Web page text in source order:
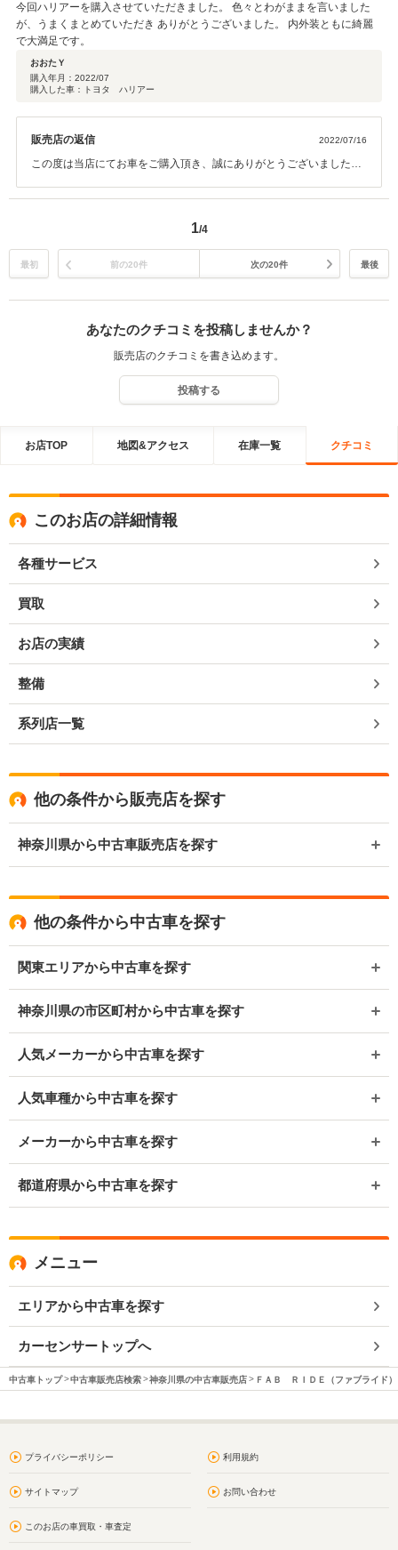
今回ハリアーを購入させていただきました。 色々とわがままを言いました
が、うまくまとめていただき ありがとうございました。 内外装ともに綺麗
で大満足です。
おおたＹ
購入年月： 2022/07
購入した車：トヨタ ハリアー
販売店の返信 2022/07/16
この度は当店にてお車をご購入頂き、誠にありがとうございました。
す。 弊社の対応と品質にご満足いただき、大変うれしく思っておりま
も担当がおりますので、何かございましたらお気軽にご連絡下さい。
どうぞよろしくお願い致します！
1/4
最初 前の20件 次の20件 最後
あなたのクチコミを投稿しませんか？
販売店のクチコミを書き込めます。
投稿する
お店TOP 地図&アクセス 在庫一覧 クチコミ
このお店の詳細情報
各種サービス
買取
お店の実績
整備
系列店一覧
他の条件から販売店を探す
神奈川県から中古車販売店を探す
他の条件から中古車を探す
関東エリアから中古車を探す
神奈川県の市区町村から中古車を探す
人気メーカーから中古車を探す
人気車種から中古車を探す
メーカーから中古車を探す
都道府県から中古車を探す
メニュー
エリアから中古車を探す
カーセンサートップへ
中古車トップ 中古車販売店検索 神奈川県の中古車販売店 ＦＡＢ ＲＩＤＥ（ファブライド）
プライバシーポリシー 利用規約
サイトマップ お問い合わせ
このお店の車買取・車査定